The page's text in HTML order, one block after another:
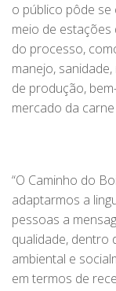
o público pôde
meio de
do processo,
manejo,
de produção,
mercado da carne
“O Caminho do
adaptarmos a
pessoas a
qualidade, dentro
ambiental e
em termos de